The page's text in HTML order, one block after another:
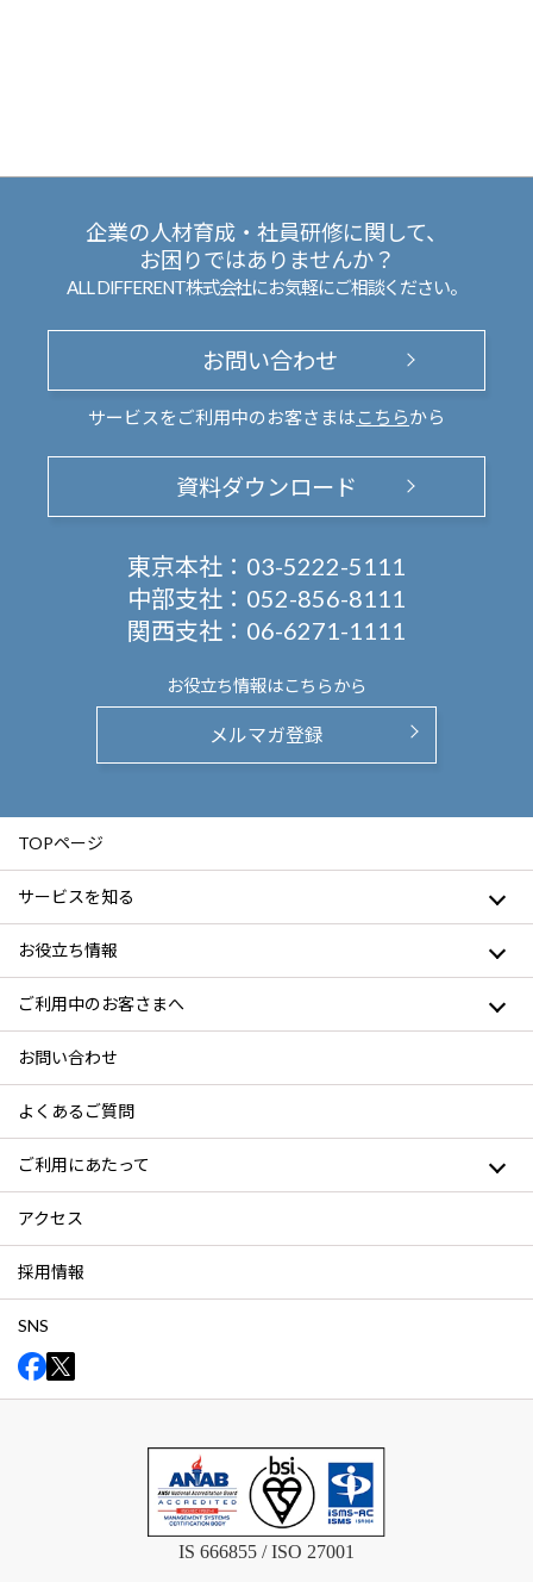
企業の人材育成・社員研修に関して、
お困りではありませんか？
ALL DIFFERENT株式会社にお気軽にご相談ください。
お問い合わせ
サービスをご利用中のお客さまは こちらから
資料ダウンロード
東京本社： 03-5222-5111
中部支社： 052-856-8111
関西支社： 06-6271-1111
お役立ち情報はこちらから
メルマガ登録
TOPページ
サービスを知る
お役立ち情報
ご利用中のお客さまへ
お問い合わせ
よくあるご質問
ご利用にあたって
アクセス
採用情報
SNS
IS 666855 / ISO 27001